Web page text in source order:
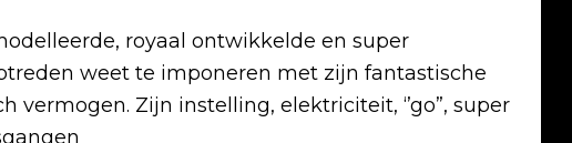
royaal ontwikkelde en super
weet te imponeren met zijn fantastische
Zijn instelling, elektriciteit, ‘’go”, super